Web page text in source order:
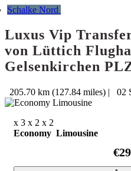
Schalke Nord
Luxus Vip
von Lüttich
Gelsenkirchen
205.70 km (127.84 miles) | 02
x 3 x 2 x 2
Economy Limousine